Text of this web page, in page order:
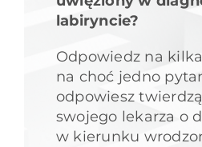
labiryncie?
Odpowiedz na
na choć jedno
odpowiesz
swojego lekarza o
w kierunku